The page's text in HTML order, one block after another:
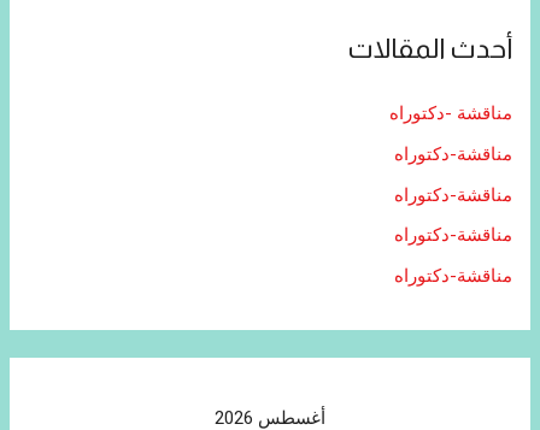
أحدث المقالات
مناقشة -دكتوراه
مناقشة-دكتوراه
مناقشة-دكتوراه
مناقشة-دكتوراه
مناقشة-دكتوراه
أغسطس 2026